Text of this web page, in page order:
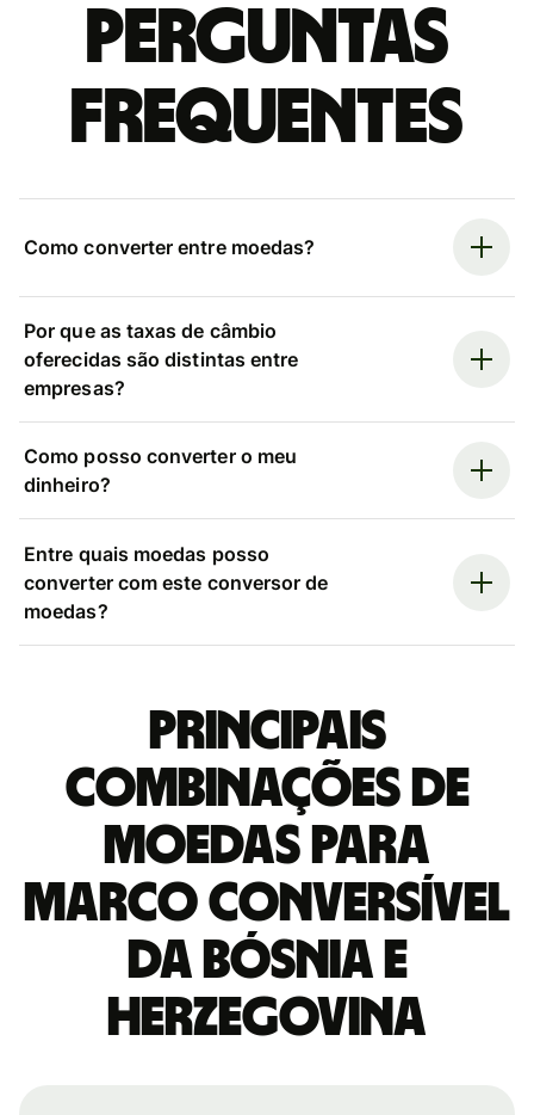
Perguntas
frequentes
Como converter entre moedas?
Por que as taxas de câmbio
oferecidas são distintas entre
empresas?
Como posso converter o meu
dinheiro?
Entre quais moedas posso
converter com este conversor de
moedas?
Principais
combinações de
moedas para
Marco conversível
da Bósnia e
Herzegovina